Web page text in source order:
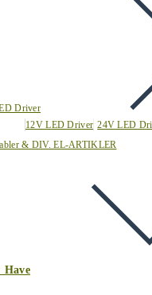
Driver
12V LED Driver 24V LED
& DIV. EL-ARTIKLER
Have